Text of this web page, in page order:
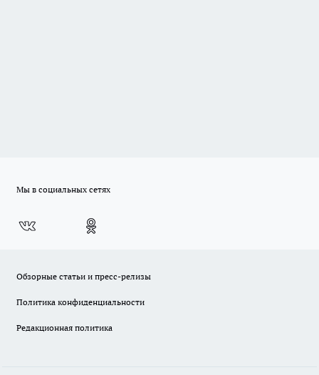
Мы в социальных сетях
Обзорные статьи и пресс-релизы
Политика конфиденциальности
Редакционная политика